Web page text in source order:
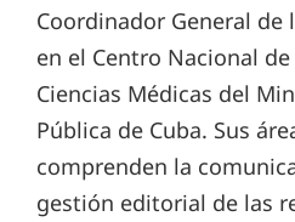
Coordinador General de
en el Centro Nacional
Ciencias Médicas del
Pública de Cuba. Sus
comprenden la
gestión editorial de las